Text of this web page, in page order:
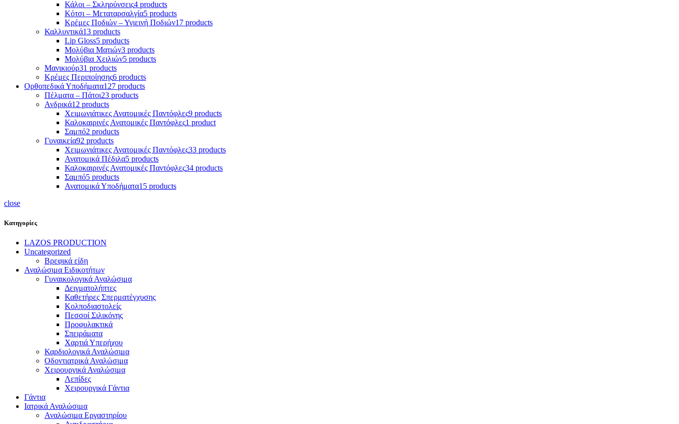
Κάλοι – Σκληρύνσεις4 products
Κότσι – Μεταταρσαλγία5 products
Κρέμες Ποδιών – Υγιεινή Ποδιών17 products
Καλλυντικά13 products
Lip Gloss5 products
Μολύβια Ματιών3 products
Μολύβια Χειλιών5 products
Μανικιούρ31 products
Κρέμες Περιποίησης6 products
Ορθοπεδικά Υποδήματα127 products
Πέλματα – Πάτοι23 products
Ανδρικά12 products
Χειμωνιάτικες Ανατομικές Παντόφλες9 products
Καλοκαιρινές Ανατομικές Παντόφλες1 product
Σαμπό2 products
Γυναικεία92 products
Χειμωνιάτικες Ανατομικές Παντόφλες33 products
Ανατομικά Πέδιλα5 products
Καλοκαιρινές Ανατομικές Παντόφλες34 products
Σαμπό5 products
Ανατομικά Υποδήματα15 products
close
Κατηγορίες
LAZOS PRODUCTION
Uncategorized
Βρεφικά είδη
Αναλώσιμα Ειδικοτήτων
Γυναικολογικά Αναλώσιμα
Δειγματολήπτες
Καθετήρες Σπερματέγχυσης
Κολποδιαστολείς
Πεσσοί Σιλικόνης
Προφυλακτικά
Σπειράματα
Χαρτιά Υπερήχου
Καρδιολογικά Αναλώσιμα
Οδοντιατρικά Αναλώσιμα
Χειρουργικά Αναλώσιμα
Λεπίδες
Χειρουργικά Γάντια
Γάντια
Ιατρικά Αναλώσιμα
Αναλώσιμα Εργαστηρίου